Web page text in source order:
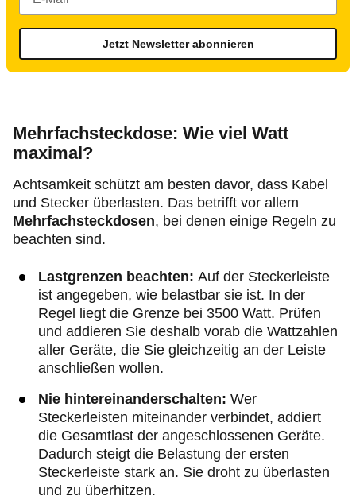
Jetzt Newsletter abonnieren
Mehrfachsteckdose: Wie viel Watt
maximal?
Achtsamkeit schützt am besten davor, dass Kabel
und Stecker überlasten. Das betrifft vor allem
Mehrfachsteckdosen, bei denen einige Regeln zu
beachten sind.
Lastgrenzen beachten: Auf der Steckerleiste
ist angegeben, wie belastbar sie ist. In der
Regel liegt die Grenze bei 3500 Watt. Prüfen
und addieren Sie deshalb vorab die Wattzahlen
aller Geräte, die Sie gleichzeitig an der Leiste
anschließen wollen.
Nie hintereinanderschalten: Wer
Steckerleisten miteinander verbindet, addiert
die Gesamtlast der angeschlossenen Geräte.
Dadurch steigt die Belastung der ersten
Steckerleiste stark an. Sie droht zu überlasten
und zu überhitzen.